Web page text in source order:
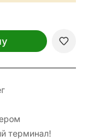
терминал!